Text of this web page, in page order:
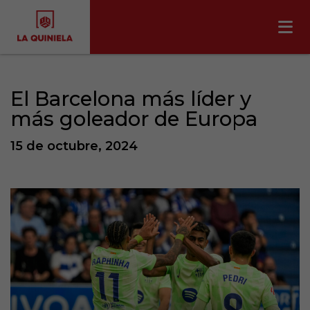
El Barcelona más líder y
más goleador de Europa
15 de octubre, 2024